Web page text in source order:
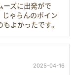
ーズに出発がで
じゃらんのポイン
よかったです。
2025-04-16